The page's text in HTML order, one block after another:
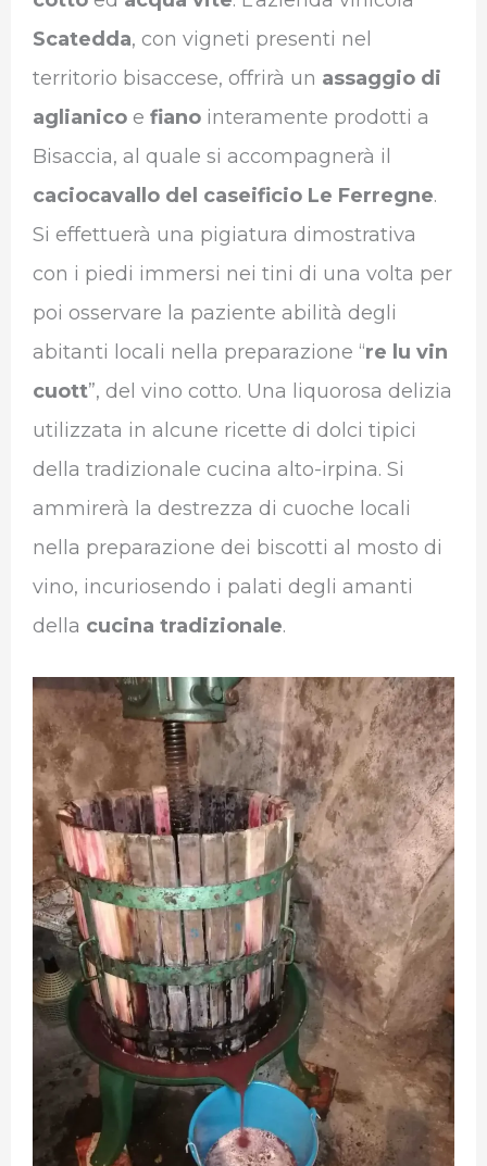
Scatedda, con vigneti presenti nel
territorio bisaccese, offrirà un assaggio di
aglianicoe fiano interamente prodotti a
Bisaccia, al quale si accompagnerà il
caciocavallo del caseificio Le Ferregne.
Si effettuerà una pigiatura dimostrativa
con i piedi immersi nei tini di una volta per
poi osservare la paziente abilità degli
abitanti locali nella preparazione “re lu vin
cuott”, del vino cotto. Una liquorosa delizia
utilizzata in alcune ricette di dolci tipici
della tradizionale cucina alto-irpina. Si
ammirerà la destrezza di cuoche locali
nella preparazione dei biscotti al mosto di
vino, incuriosendo i palati degli amanti
della cucina tradizionale.